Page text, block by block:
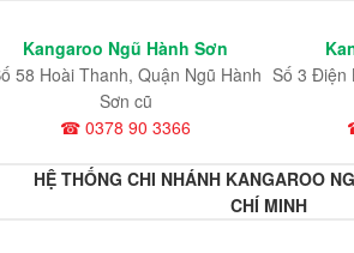
Kangaroo Ngũ Hành Sơn
58 Hoài Thanh, Quận Ngũ Hành
Sơn cũ
☎ 0378 90 3366
Số 3 Điện
HỆ THỐNG CHI NHÁNH KANGAROO
CHÍ MINH